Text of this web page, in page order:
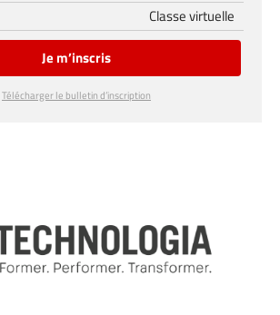
Classe virtuelle
Je m’inscris
Télécharger le bulletin d’inscription